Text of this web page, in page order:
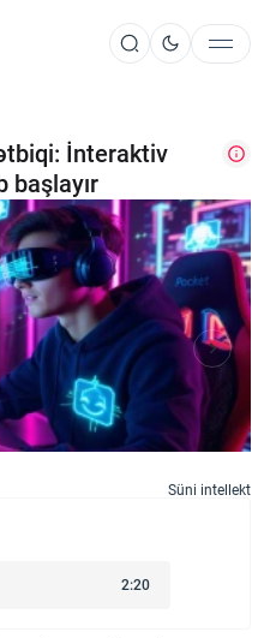
İnteraktiv
başlayır
Süni intellekt